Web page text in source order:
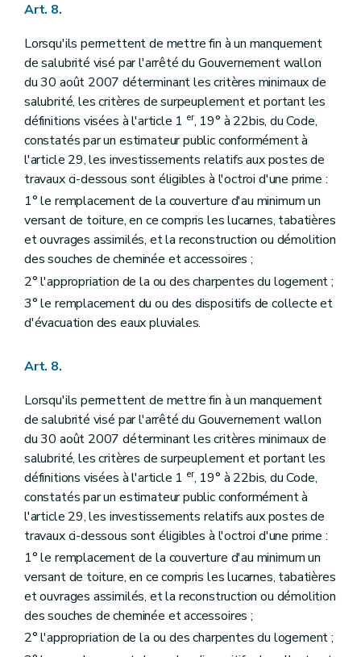
Art. 8.
Lorsqu'ils permettent de mettre fin à un manquement
de salubrité visé par l'arrêté du Gouvernement wallon
du 30 août 2007 déterminant les critères minimaux de
salubrité, les critères de surpeuplement et portant les
définitions visées à l'article 1 er, 19° à 22bis, du Code,
constatés par un estimateur public conformément à
l'article 29, les investissements relatifs aux postes de
travaux ci-dessous sont éligibles à l'octroi d'une prime :
1° le remplacement de la couverture d'au minimum un
versant de toiture, en ce compris les lucarnes, tabatières
et ouvrages assimilés, et la reconstruction ou démolition
des souches de cheminée et accessoires ;
2° l'appropriation de la ou des charpentes du logement ;
3° le remplacement du ou des dispositifs de collecte et
d'évacuation des eaux pluviales.
Art. 8.
Lorsqu'ils permettent de mettre fin à un manquement
de salubrité visé par l'arrêté du Gouvernement wallon
du 30 août 2007 déterminant les critères minimaux de
salubrité, les critères de surpeuplement et portant les
définitions visées à l'article 1 er, 19° à 22bis, du Code,
constatés par un estimateur public conformément à
l'article 29, les investissements relatifs aux postes de
travaux ci-dessous sont éligibles à l'octroi d'une prime :
1° le remplacement de la couverture d'au minimum un
versant de toiture, en ce compris les lucarnes, tabatières
et ouvrages assimilés, et la reconstruction ou démolition
des souches de cheminée et accessoires ;
2° l'appropriation de la ou des charpentes du logement ;